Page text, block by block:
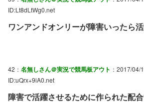
ID:Lt8dLtWg0.net
ワンアンドオンリーが障害いったら
42： 名無しさん＠実況で競馬板アウト ：2017/04/
ID:uQrx+9iA0.net
障害で活躍させるために作られた配